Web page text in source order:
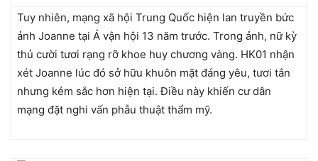
Tuy nhiên, mạng xã hội Trung Quốc hiện lan truyền bức
ảnh Joanne tại Á vận hội 13 năm trước. Trong ảnh, nữ kỳ
thủ cười tươi rạng rỡ khoe huy chương vàng. HK01 nhận
xét Joanne lúc đó sở hữu khuôn mặt đáng yêu, tươi tắn
nhưng kém sắc hơn hiện tại. Điều này khiến cư dân
mạng đặt nghi vấn phẫu thuật thẩm mỹ.